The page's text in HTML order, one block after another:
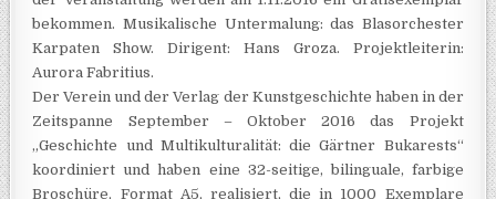
bekommen. Musikalische Untermalung: das Blasorchester
Karpaten Show. Dirigent: Hans Groza. Projektleiterin:
Aurora Fabritius.
Der Verein und der Verlag der Kunstgeschichte haben in der
Zeitspanne September – Oktober 2016 das Projekt
„Geschichte und Multikulturalität: die Gärtner Bukarests“
koordiniert und haben eine 32-seitige, bilinguale, farbige
Broschüre, Format A5, realisiert, die in 1000 Exemplare